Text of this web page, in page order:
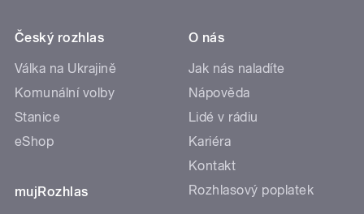
Český rozhlas
Válka na Ukrajině
Komunální volby
Stanice
eShop
mujRozhlas
O nás
Jak nás naladíte
Nápověda
Lidé v rádiu
Kariéra
Kontakt
Rozhlasový poplatek